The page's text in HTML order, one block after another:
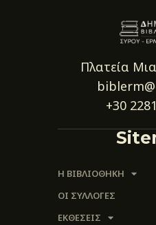
Πλατεία
+30
Η ΒΙΒΛΙΟΘΗΚΗ
ΟΙ ΣΥΛΛΟΓΈΣ
ΕΚΘΕΣΕΙΣ